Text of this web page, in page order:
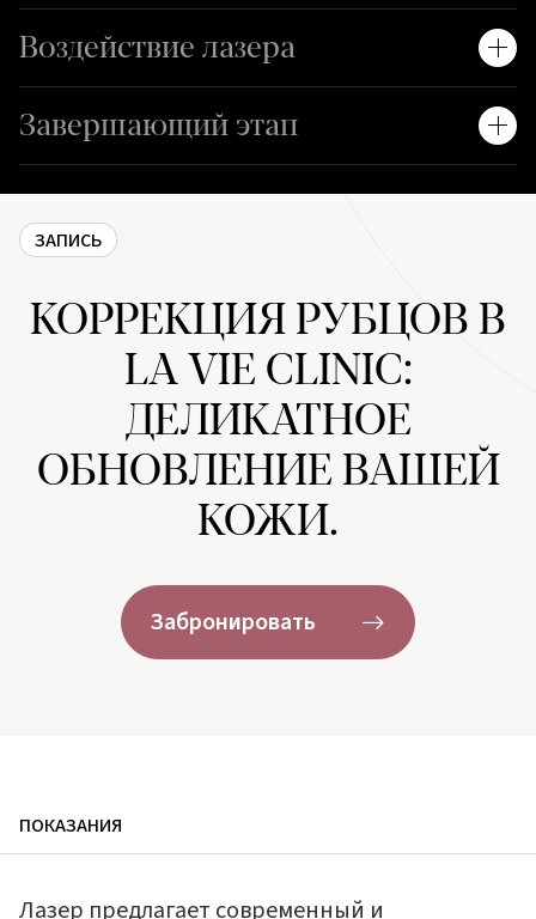
Воздействие лазера
Завершающий этап
ЗАПИСЬ
КОРРЕКЦИЯ РУБЦОВ В
LA VIE CLINIC:
ДЕЛИКАТНОЕ
ОБНОВЛЕНИЕ ВАШЕЙ
КОЖИ.
Забронировать
ПОКАЗАНИЯ
Лазер предлагает современный и